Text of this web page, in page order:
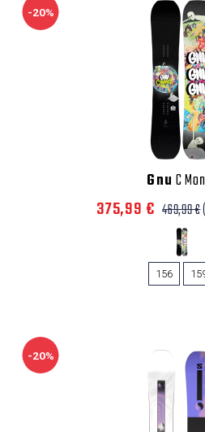
-20%
Gnu C
375,99 € 469,99 €
156
-20%